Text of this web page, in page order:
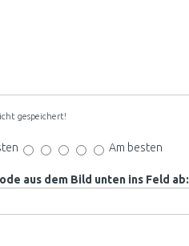
gespeichert!
Am besten
aus dem Bild unten ins Feld ab: